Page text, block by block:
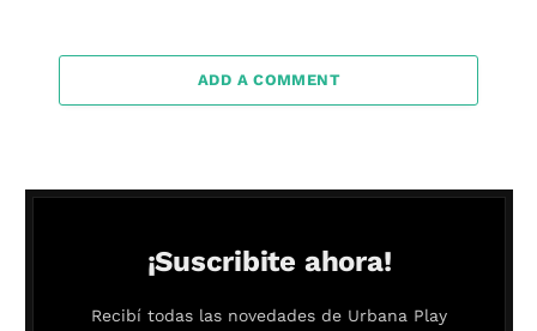
ADD A COMMENT
¡Suscribite ahora!
Recibí todas las novedades de Urbana Play